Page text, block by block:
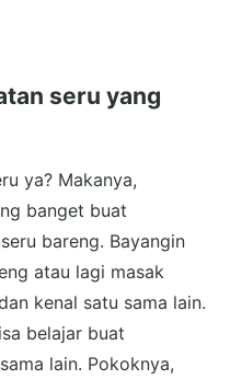
seru yang
ya? Makanya,
banget buat
bareng. Bayangin
atau lagi masak
kenal satu sama lain.
belajar buat
lain. Pokoknya,